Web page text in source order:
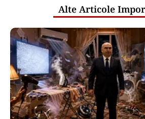
Alte Articole